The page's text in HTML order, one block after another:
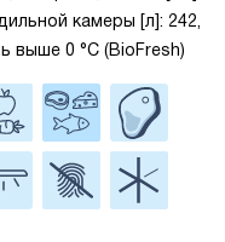
камеры [л]: 242,
выше 0 °С (BioFresh)